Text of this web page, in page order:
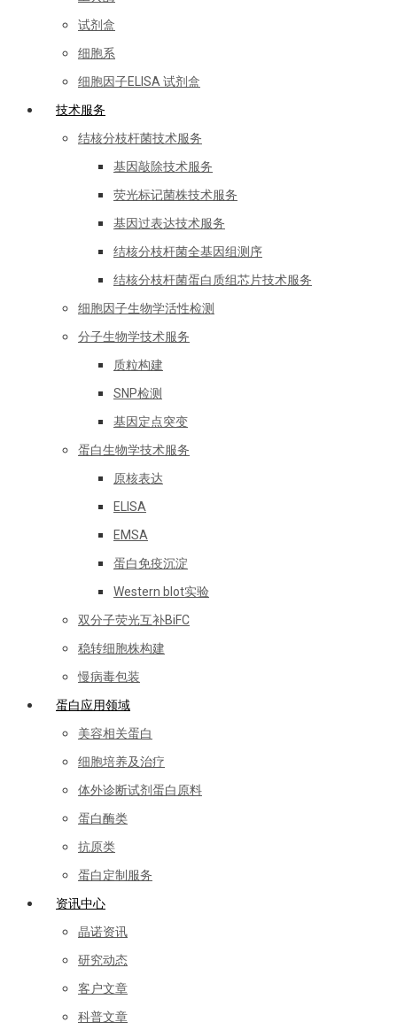
试剂盒
细胞系
细胞因子ELISA 试剂盒
技术服务
结核分枝杆菌技术服务
基因敲除技术服务
荧光标记菌株技术服务
基因过表达技术服务
结核分枝杆菌全基因组测序
结核分枝杆菌蛋白质组芯片技术服务
细胞因子生物学活性检测
分子生物学技术服务
质粒构建
SNP检测
基因定点突变
蛋白生物学技术服务
原核表达
ELISA
EMSA
蛋白免疫沉淀
Western blot实验
双分子荧光互补BiFC
稳转细胞株构建
慢病毒包装
蛋白应用领域
美容相关蛋白
细胞培养及治疗
体外诊断试剂蛋白原料
蛋白酶类
抗原类
蛋白定制服务
资讯中心
晶诺资讯
研究动态
客户文章
科普文章